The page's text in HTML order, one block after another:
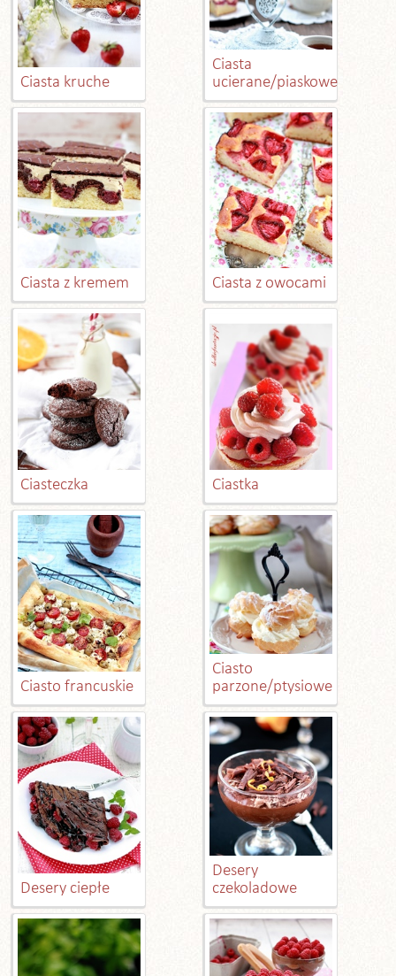
Ciasta kruche
Ciasta
ucierane/piaskowe
Ciasta z kremem Ciasta z owocami
Ciasteczka Ciastka
Ciasto francuskie
Ciasto
parzone/ptysiowe
Desery ciepłe
Desery
czekoladowe